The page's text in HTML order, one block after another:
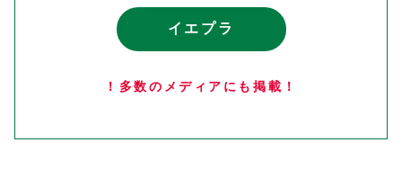
イエプラ
！多数のメディアにも掲載！